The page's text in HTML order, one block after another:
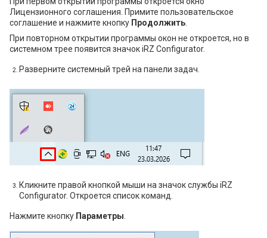
Лицензионного соглашения. Примите пользовательское
соглашение и нажмите кнопку Продолжить
При повторном открытии программы окон не откроется, но в
системном трее появится значок iRZ Configurator.
Разверните системный трей на панели задач.
Кликните правой кнопкой мыши на значок службы iRZ
Configurator. Откроется список команд.
Нажмите кнопку Параметры